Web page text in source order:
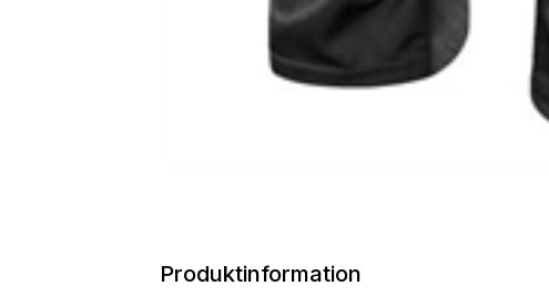
Produktinformation